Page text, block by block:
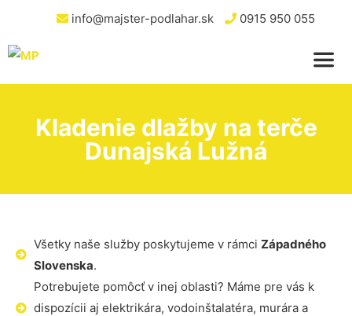
info@majster-podlahar.sk 0915 950 055
Kladenie dlažby na terče
Dunajská Lužná
Všetky naše služby poskytujeme v rámci Západného
Slovenska.
Potrebujete pomôcť v inej oblasti? Máme pre vás k
dispozícii aj elektrikára, vodoinštalatéra, murára a